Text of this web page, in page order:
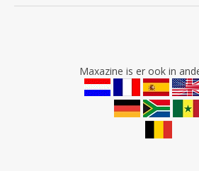
Maxazine is er ook in